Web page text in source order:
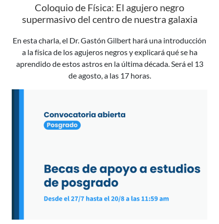
Coloquio de Física: El agujero negro
supermasivo del centro de nuestra galaxia
En esta charla, el Dr. Gastón Gilbert hará una introducción
a la física de los agujeros negros y explicará qué se ha
aprendido de estos astros en la última década. Será el 13
de agosto, a las 17 horas.